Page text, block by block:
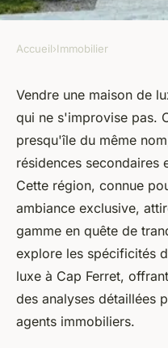
Vendre une
Cap Ferret :
armand•12 juin 2024•3
Accueil›Immobilier
Vendre une maison de
qui ne s'improvise pas.
presqu'île du même
résidences secondaires
Cette région, connue
ambiance exclusive,
gamme en quête de
explore les spécificités
luxe à Cap Ferret,
des analyses détaillées
agents immobiliers.